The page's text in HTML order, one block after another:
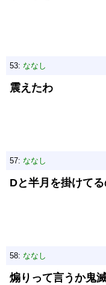
53: ななし
震えたわ
57: ななし
Dと半月を掛けて
58: ななし
煽りって言うか鬼